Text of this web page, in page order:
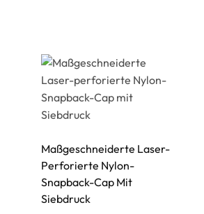
Maßgeschneiderte Laser-
Perforierte Nylon-
Snapback-Cap Mit
Siebdruck